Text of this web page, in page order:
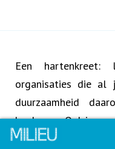
Terug naar
Een
organisaties die al
duurzaamheid
koplopers. Ook in